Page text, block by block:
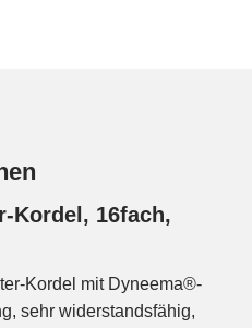
Kordel, 16fach,
Kordel mit Dyneema®-
sehr widerstandsfähig,